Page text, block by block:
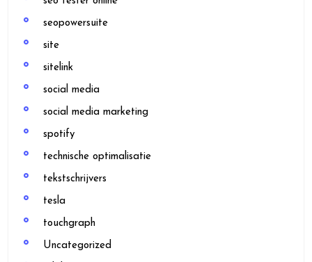
seopowersuite
site
sitelink
social media
social media marketing
spotify
technische optimalisatie
tekstschrijvers
tesla
touchgraph
Uncategorized